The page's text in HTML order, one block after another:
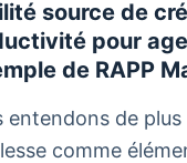
source de
pour
de RAPP
entendons de plus
comme